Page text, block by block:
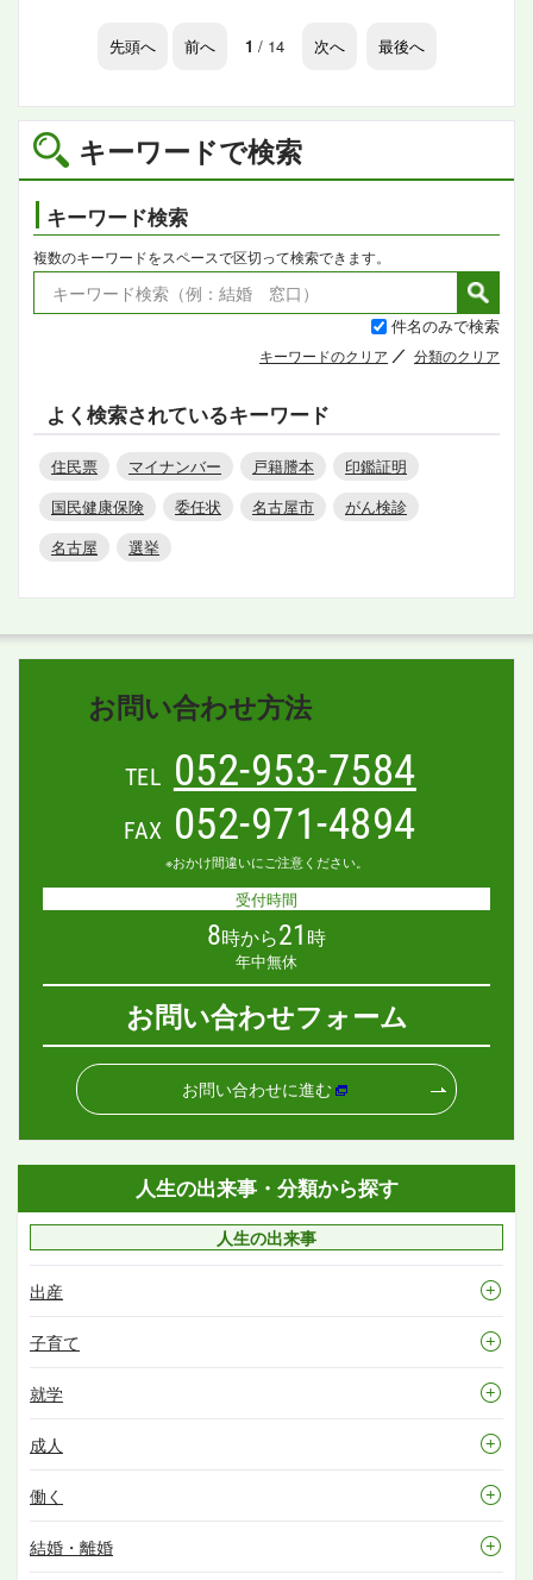
キーワードで検索
キーワード検索
複数のキーワードをスペースで区切って検索できます。
件名のみで検索
キーワードのクリア 分類のクリア
よく検索されているキーワード
住民票 マイナンバー 戸籍謄本
印鑑証明
国民健康保険
委任状 名古屋市
がん検診
名古屋
選挙
先頭へ 前へ 1 / 14 次へ 最後へ
お問い合わせ方法
TEL 052-953-7584
FAX 052-971-4894
※おかけ間違いにご注意ください。
受付時間
8時から21 時
年中無休
お問い合わせフォーム
お問い合わせに進む
人生の出来事・分類から探す
人生の出来事
出産
子育て
就学
成人
働く
結婚・離婚